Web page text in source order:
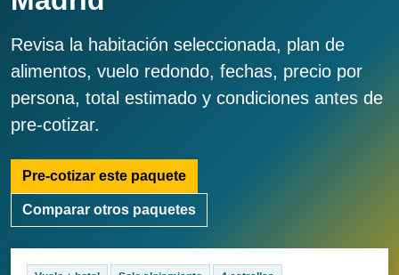
Revisa la habitación seleccionada, plan de
alimentos, vuelo redondo, fechas, precio por
persona, total estimado y condiciones antes de
pre-cotizar.
Pre-cotizar este paquete
Comparar otros paquetes